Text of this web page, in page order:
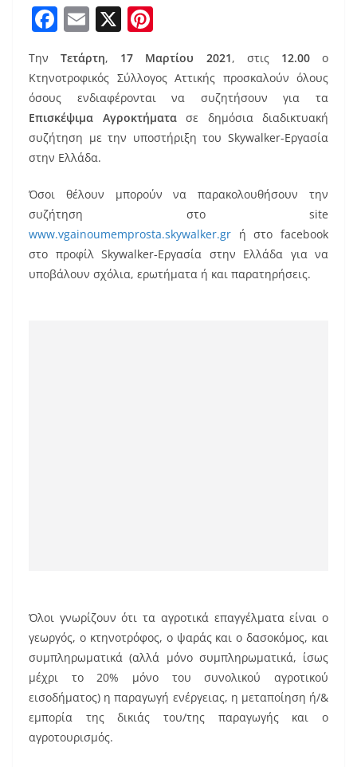
F
c
e
b
o
o
k
E
ai
l
X
nt
er
e
st
ΤηνΤετάρτη, 17 Μαρτίου 2021, στις 12.00ο
Κτηνοτροφικός Σύλλογος Αττικής προσκαλούν όλους
όσους ενδιαφέρονται να συζητήσουν για τα
Επισκέψιμα Αγροκτήματασε δημόσια διαδικτυακή
συζήτηση με την υποστήριξη του Skywalker-Εργασία
στην Ελλάδα.
Όσοι θέλουν μπορούν να παρακολουθήσουν την
συζήτηση στο site
www.vgainoumemprosta.skywalker.gr ή στο facebook
στο προφίλ Skywalker-Εργασία στην Ελλάδα για να
υποβάλουν σχόλια, ερωτήματα ή και παρατηρήσεις.
Όλοι γνωρίζουν ότι τα αγροτικά επαγγέλματα είναι ο
γεωργός, ο κτηνοτρόφος, ο ψαράς και ο δασοκόμος, και
συμπληρωματικά (αλλά μόνο συμπληρωματικά, ίσως
μέχρι το 20% μόνο του συνολικού αγροτικού
εισοδήματος) η παραγωγή ενέργειας, η μεταποίηση ή/&
εμπορία της δικιάς του/της παραγωγής και ο
αγροτουρισμός.